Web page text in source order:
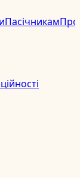
ПасічникамПро